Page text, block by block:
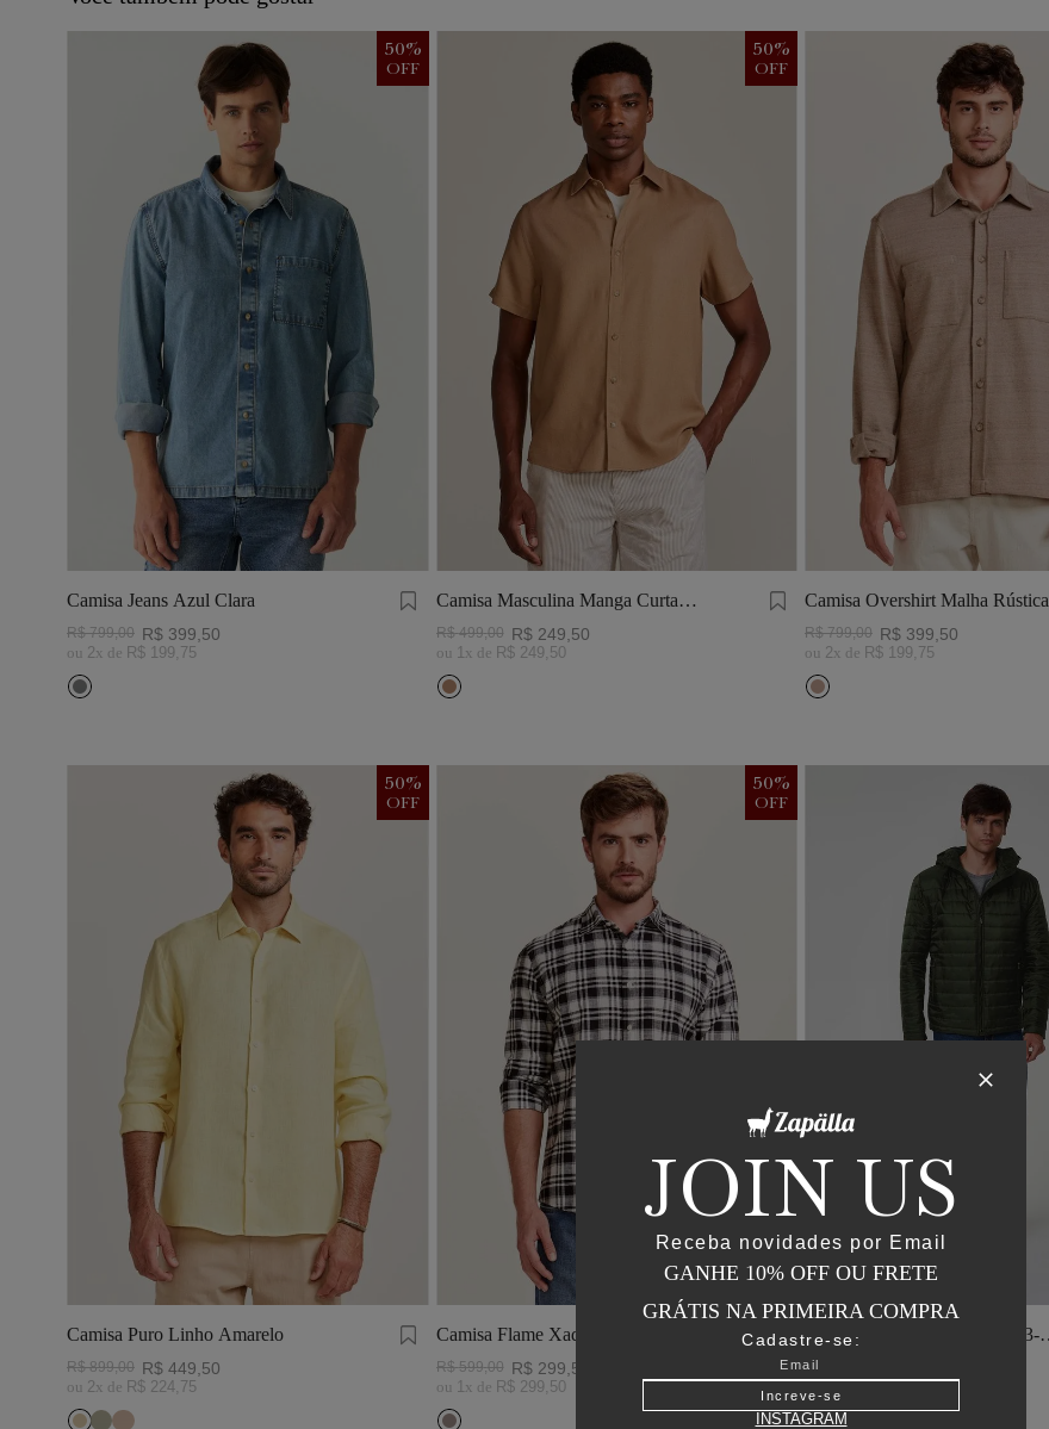
Camisa Jeans Azul Clara
50%
OFF
R$ 799,00 R$ 399 50
ou 2x de R$ 199 75
Camisa Masculina Manga Curta
Visco Linho
50%
OFF
R$ 499,00 R$ 249 50
ou 1 x de R$ 249 50
Camisa Overshirt Malha Rústica
Khaki
R$ 799,00 R$ 399 50
ou 2x de R$ 199 75
Camisa Puro Linho Amarelo
50%
OFF
R$ 899,00 R$ 449 50
ou 2x de R$ 224 75
Camisa Flame Xadrez - I23-
50%
OFF
R$ 599,00 R$ 299 50
ou x de R$ 299 50
Jaqueta Matelasse Capuz - I23-
Verde Oliva
R$
ou6x deR$ 241,25
JOIN US
Receba novidades por Email
GANHE 10% OFF OU FRETE
GRÁTIS NA PRIMEIRA COMPRA
Cadastre-se:
Increve-se
INSTAGRAM